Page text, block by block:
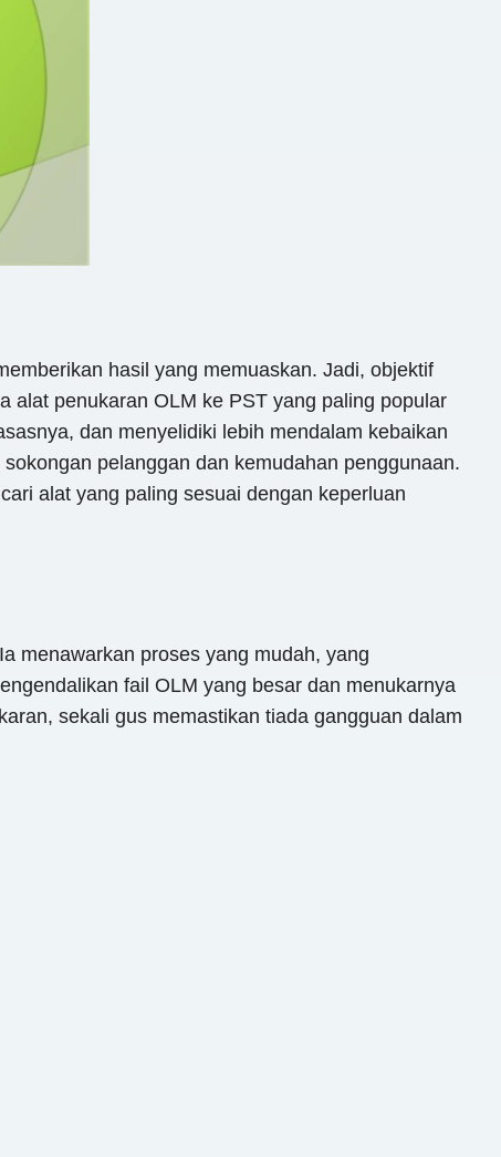
hasil yang memuaskan. Jadi, objektif
alat penukaran OLM ke PST yang paling popular
dan menyelidiki lebih mendalam kebaikan
pelanggan dan kemudahan penggunaan.
alat yang paling sesuai dengan keperluan
menawarkan proses yang mudah, yang
fail OLM yang besar dan menukarnya
sekali gus memastikan tiada gangguan dalam